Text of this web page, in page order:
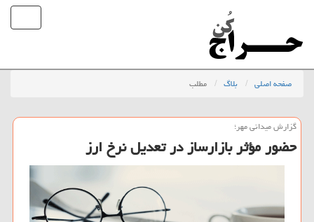
صفحه اصلی بلاگ مطلب
گزارش میدانی مهر؛
حضور مؤثر بازارساز در تعدیل نرخ ارز